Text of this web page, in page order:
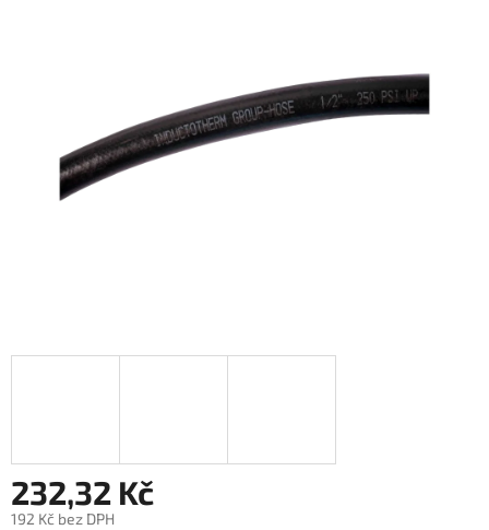
232,32 Kč
192 Kč bez DPH